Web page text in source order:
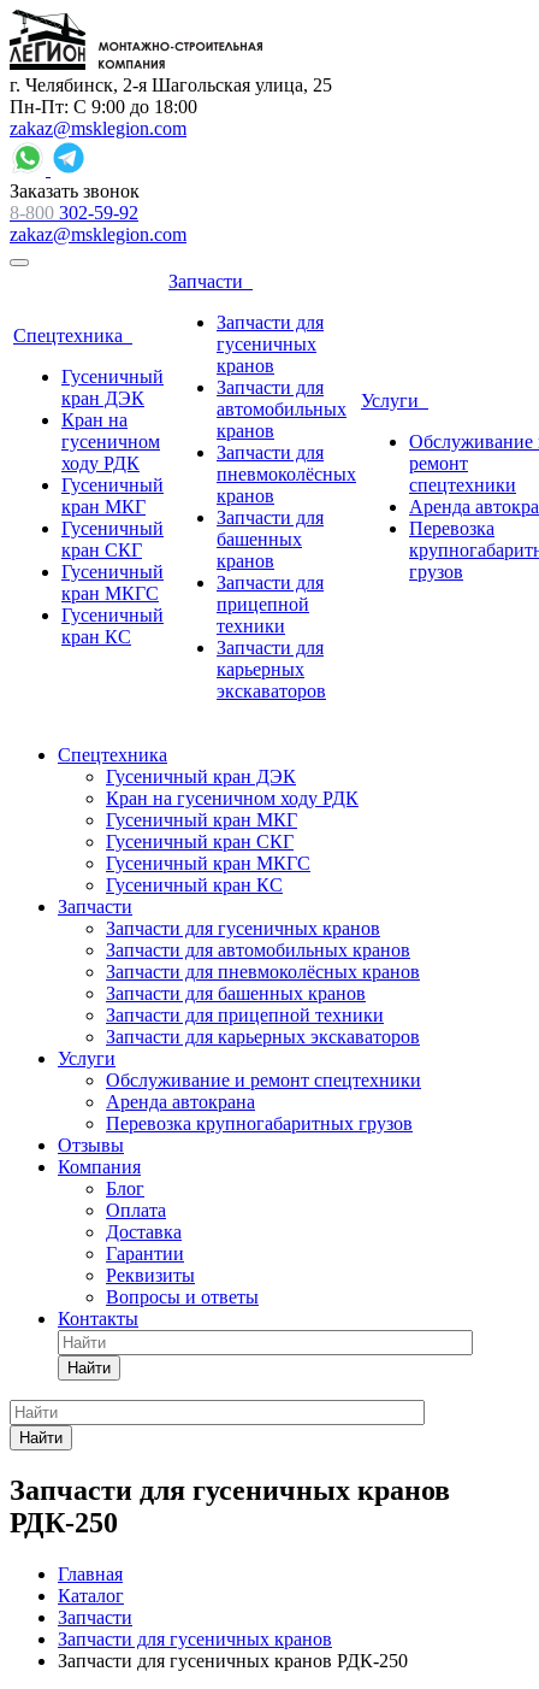
г. Челябинск, 2-я Шагольская улица, 25
Пн-Пт: С 9:00 до 18:00
zakaz@msklegion.com
Заказать звонок
8-800 302-59-92
zakaz@msklegion.com
Спецтехника
Гусеничный
кран ДЭК
Кран на
гусеничном
ходу РДК
Гусеничный
кран МКГ
Гусеничный
кран СКГ
Гусеничный
кран МКГС
Гусеничный
кран КС
Запчасти
Запчасти для
гусеничных
кранов
Запчасти для
автомобильных
кранов
Запчасти для
пневмоколёсных
кранов
Запчасти для
башенных
кранов
Запчасти для
прицепной
техники
Запчасти для
карьерных
экскаваторов
Услуги
Обслуживание
ремонт
спецтехники
Аренда
Перевозка
грузов
Спецтехника
Гусеничный кран ДЭК
Кран на гусеничном ходу РДК
Гусеничный кран МКГ
Гусеничный кран СКГ
Гусеничный кран МКГС
Гусеничный кран КС
Запчасти
Запчасти для гусеничных кранов
Запчасти для автомобильных кранов
Запчасти для пневмоколёсных кранов
Запчасти для башенных кранов
Запчасти для прицепной техники
Запчасти для карьерных экскаваторов
Услуги
Обслуживание и ремонт спецтехники
Аренда автокрана
Перевозка крупногабаритных грузов
Отзывы
Компания
Блог
Оплата
Доставка
Гарантии
Реквизиты
Вопросы и ответы
Контакты
Найти
Найти
Запчасти для гусеничных кранов
РДК-250
Главная
Каталог
Запчасти
Запчасти для гусеничных кранов
Запчасти для гусеничных кранов РДК-250